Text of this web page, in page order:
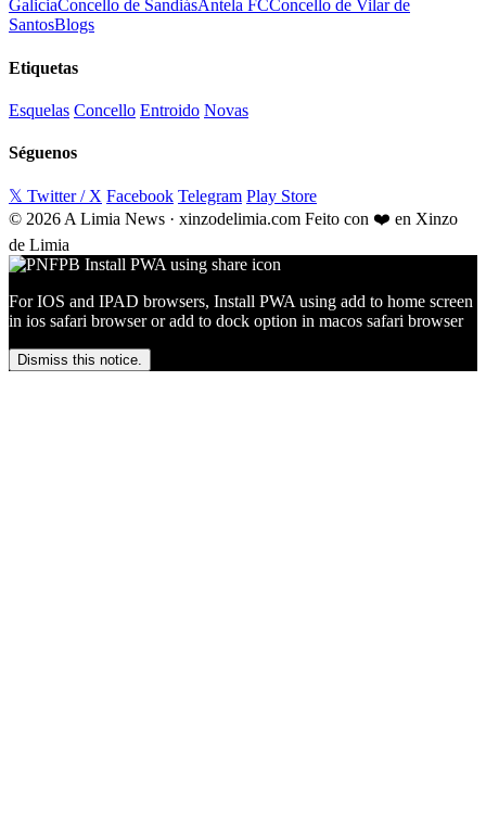
GaliciaConcello de SandiásAntela FCConcello de Vilar de
SantosBlogs
Etiquetas
Esquelas Concello Entroido Novas
Séguenos
𝕏 Twitter / X Facebook Telegram Play Store
© 2026 A Limia News · xinzodelimia.com Feito con ❤️ en Xinzo
de Limia
For IOS and IPAD browsers, Install PWA using add to home screen
in ios safari browser or add to dock option in macos safari browser
Dismiss this notice.